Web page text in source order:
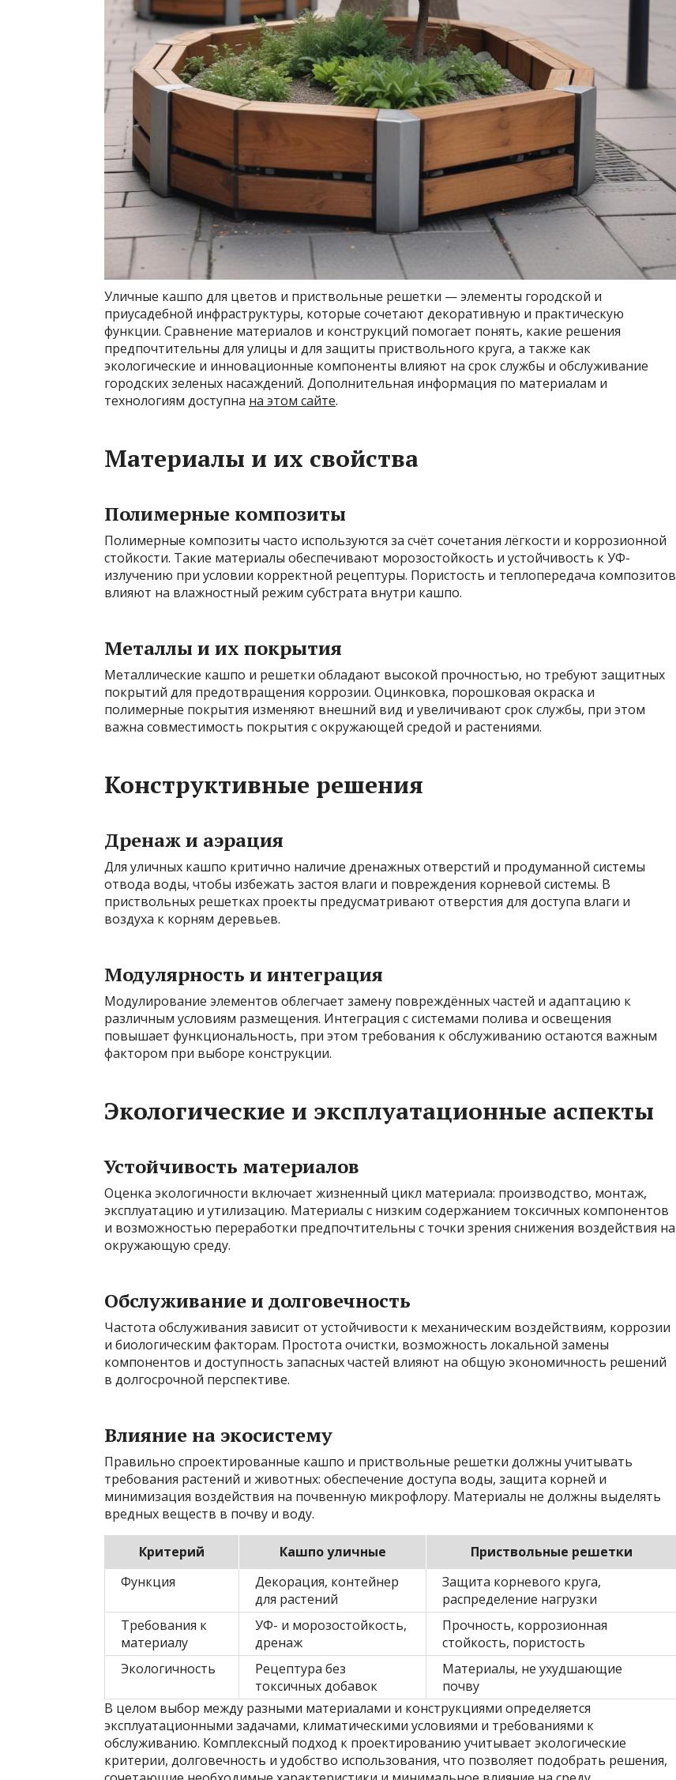
Уличные кашпо для цветов и приствольные решетки — элементы городской и
приусадебной инфраструктуры, которые сочетают декоративную и практическую
функции. Сравнение материалов и конструкций помогает понять, какие решения
предпочтительны для улицы и для защиты приствольного круга, а также как
экологические и инновационные компоненты влияют на срок службы и обслуживание
городских зеленых насаждений. Дополнительная информация по материалам и
технологиям доступна на этом сайте.
Материалы и их свойства
Полимерные композиты
Полимерные композиты часто используются за счёт сочетания лёгкости и коррозионной
стойкости. Такие материалы обеспечивают морозостойкость и устойчивость к УФ-
излучению при условии корректной рецептуры. Пористость и теплопередача композитов
влияют на влажностный режим субстрата внутри кашпо.
Металлы и их покрытия
Металлические кашпо и решетки обладают высокой прочностью, но требуют защитных
покрытий для предотвращения коррозии. Оцинковка, порошковая окраска и
полимерные покрытия изменяют внешний вид и увеличивают срок службы, при этом
важна совместимость покрытия с окружающей средой и растениями.
Конструктивные решения
Дренаж и аэрaция
Для уличных кашпо критично наличие дренажных отверстий и продуманной системы
отвода воды, чтобы избежать застоя влаги и повреждения корневой системы. В
приствольных решетках проекты предусматривают отверстия для доступа влаги и
воздуха к корням деревьев.
Модулярность и интеграция
Модулирование элементов облегчает замену повреждённых частей и адаптацию к
различным условиям размещения. Интеграция с системами полива и освещения
повышает функциональность, при этом требования к обслуживанию остаются важным
фактором при выборе конструкции.
Экологические и эксплуатационные аспекты
Устойчивость материалов
Оценка экологичности включает жизненный цикл материала: производство, монтаж,
эксплуатацию и утилизацию. Материалы с низким содержанием токсичных компонентов
и возможностью переработки предпочтительны с точки зрения снижения воздействия на
окружающую среду.
Обслуживание и долговечность
Частота обслуживания зависит от устойчивости к механическим воздействиям, коррозии
и биологическим факторам. Простота очистки, возможность локальной замены
компонентов и доступность запасных частей влияют на общую экономичность решений
в долгосрочной перспективе.
Влияние на экосистему
Правильно спроектированные кашпо и приствольные решетки должны учитывать
требования растений и животных: обеспечение доступа воды, защита корней и
минимизация воздействия на почвенную микрофлору. Материалы не должны выделять
вредных веществ в почву и воду.
Критерий Кашпо уличные
Приствольные решетки
Функция
Декорация, контейнер
для растений
Защита корневого круга,
распределение нагрузки
Требования к
материалу
УФ- и морозостойкость,
дренаж
Прочность, коррозионная
стойкость, пористость
Экологичность
Рецептура без
токсичных добавок
Материалы, не ухудшающие
почву
В целом выбор между разными материалами и конструкциями определяется
эксплуатационными задачами, климатическими условиями и требованиями к
обслуживанию. Комплексный подход к проектированию учитывает экологические
критерии, долговечность и удобство использования, что позволяет подобрать решения,